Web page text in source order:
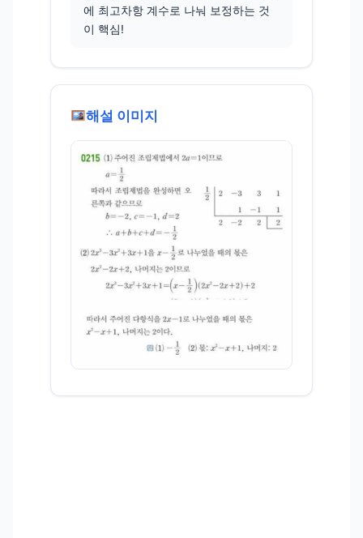
에 최고차항 계수로 나눠 보정하는 것
이 핵심!
해설 이미지